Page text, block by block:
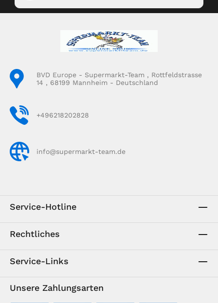
BVD Europe - Supermarkt-Team , Rottfeldstrasse
14 , 68199 Mannheim - Deutschland
+496218202828
info@supermarkt-team.de
Service-Hotline
Rechtliches
Service-Links
Unsere Zahlungsarten